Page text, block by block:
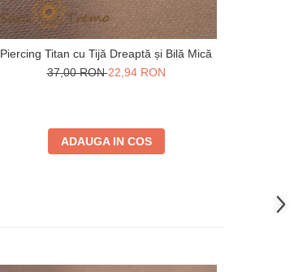
Piercing Titan cu Tijă Dreaptă și Bilă Mică
37,00 RON22,94 RON
ADAUGA IN COS